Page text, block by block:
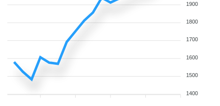
1900
1800
1700
1600
1500
1400